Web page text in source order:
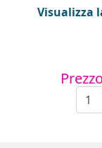
Visualizza
Prezzo